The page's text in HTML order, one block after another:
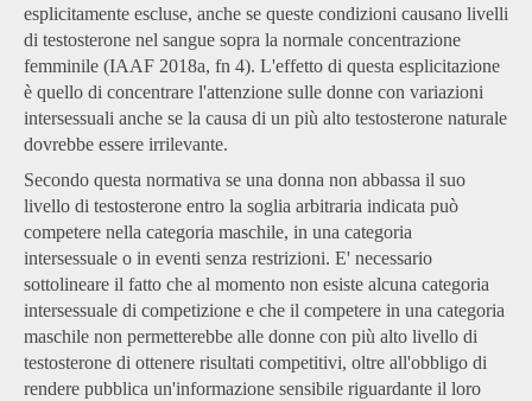
esplicitamente escluse, anche se queste condizioni causano livelli
di testosterone nel sangue sopra la normale concentrazione
femminile (IAAF 2018a, fn 4). L'effetto di questa esplicitazione
è quello di concentrare l'attenzione sulle donne con variazioni
intersessuali anche se la causa di un più alto testosterone naturale
dovrebbe essere irrilevante.
Secondo questa normativa se una donna non abbassa il suo
livello di testosterone entro la soglia arbitraria indicata può
competere nella categoria maschile, in una categoria
intersessuale o in eventi senza restrizioni. E' necessario
sottolineare il fatto che al momento non esiste alcuna categoria
intersessuale di competizione e che il competere in una categoria
maschile non permetterebbe alle donne con più alto livello di
testosterone di ottenere risultati competitivi, oltre all'obbligo di
rendere pubblica un'informazione sensibile riguardante il loro